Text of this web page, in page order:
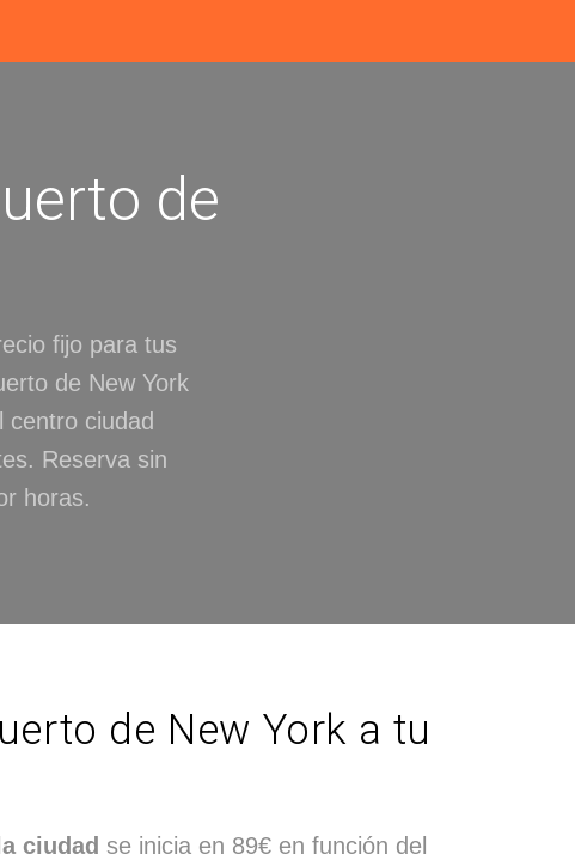
de
fijo para tus
de New York
ciudad
Reserva sin
horas.
de New York a tu
ciudad se inicia en 89€ en función del